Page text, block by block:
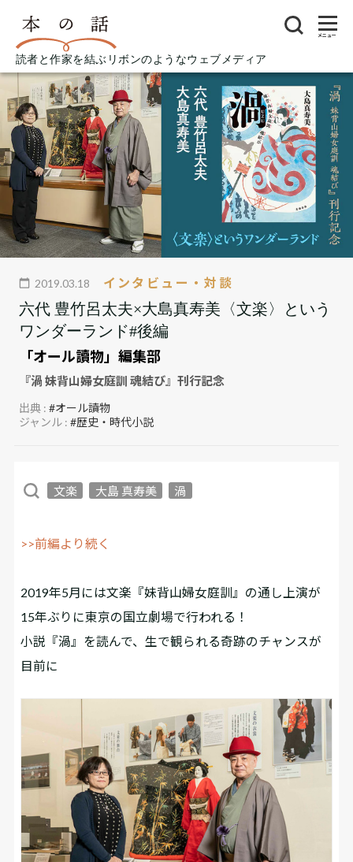
読者と作家を結ぶリボンのようなウェブメディア
メニュー
2019.03.18 インタビュー・対談
六代 豊竹呂太夫×大島真寿美〈文楽〉という
ワンダーランド#後編
「オール讀物」編集部
『渦 妹背山婦女庭訓 魂結び』刊行記念
出典 :#オール讀物
ジャンル :#歴史・時代小説
文楽 大島 真寿美 渦
>>前編より続く
2019年5月には文楽『妹背山婦女庭訓』の通し上演が
15年ぶりに東京の国立劇場で行われる！
小説『渦』を読んで、生で観られる奇跡のチャンスが
目前に――